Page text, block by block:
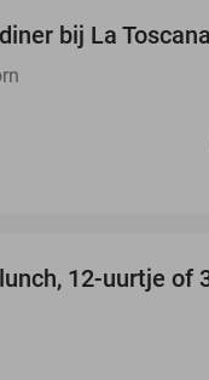
bij La
12-uurtje of